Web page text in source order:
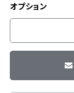
オプション